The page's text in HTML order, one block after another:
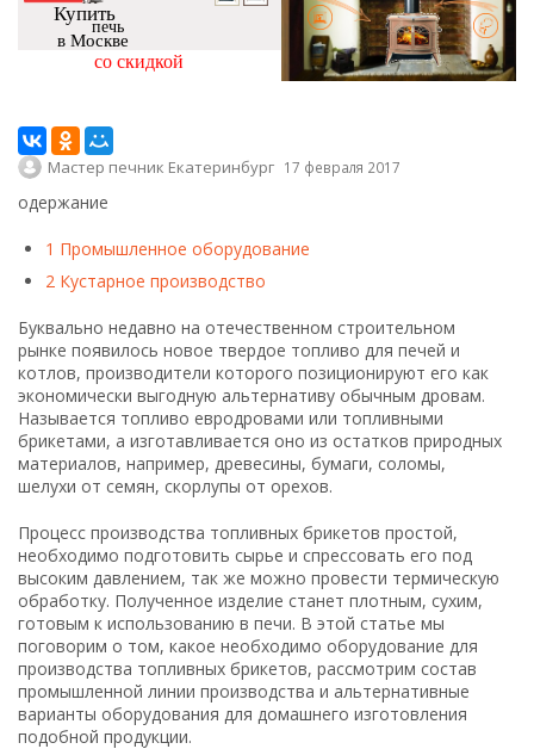
Купить
печь
в Москве
со скидкой
Мастер печник Екатеринбург 17 февраля 2017
одержание
1 Промышленное оборудование
2 Кустарное производство
Буквально недавно на отечественном строительном
рынке появилось новое твердое топливо для печей и
котлов, производители которого позиционируют его как
экономически выгодную альтернативу обычным дровам.
Называется топливо евродровами или топливными
брикетами, а изготавливается оно из остатков природных
материалов, например, древесины, бумаги, соломы,
шелухи от семян, скорлупы от орехов.
Процесс производства топливных брикетов простой,
необходимо подготовить сырье и спрессовать его под
высоким давлением, так же можно провести термическую
обработку. Полученное изделие станет плотным, сухим,
готовым к использованию в печи. В этой статье мы
поговорим о том, какое необходимо оборудование для
производства топливных брикетов, рассмотрим состав
промышленной линии производства и альтернативные
варианты оборудования для домашнего изготовления
подобной продукции.